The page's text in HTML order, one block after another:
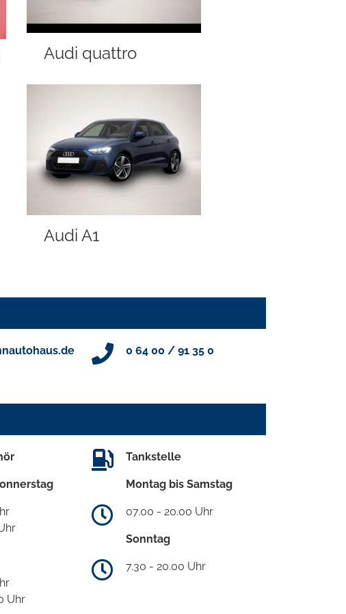
Audi quattro
Audi A1
0 64 00 / 91 35 0
Uhr
Tankstelle
Montag bis Samstag
07.00 - 20.00 Uhr
Sonntag
7.30 - 20.00 Uhr